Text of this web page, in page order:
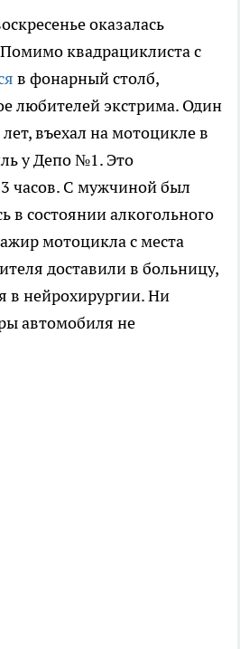
оказалась
квадрациклиста с
в фонарный столб,
любителей экстрима. Один
въехал на мотоцикле в
у Депо №1. Это
часов. С мужчиной был
в состоянии алкогольного
мотоцикла с места
доставили в больницу,
в нейрохирургии. Ни
автомобиля не